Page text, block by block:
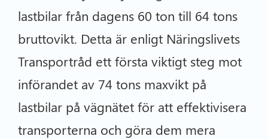
lastbilar från dagens 60 ton till 64 tons
bruttovikt. Detta är enligt Näringslivets
Transportråd ett första viktigt steg mot
införandet av 74 tons maxvikt på
lastbilar på vägnätet för att effektivisera
transporterna och göra dem mera